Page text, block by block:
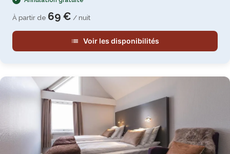
À partir de 69 € / nuit
Voir les disponibilités